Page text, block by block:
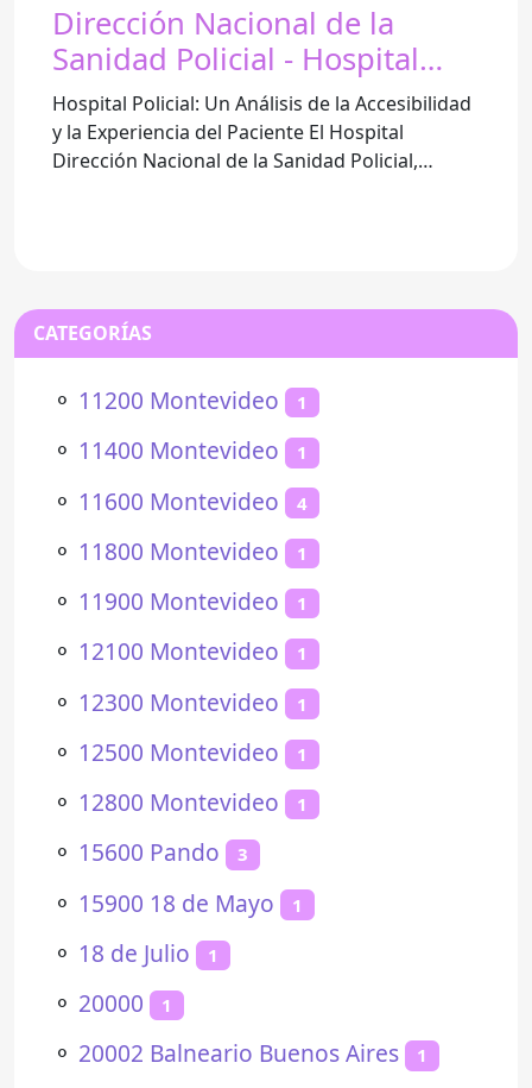
Dirección Nacional de la
Sanidad Policial - Hospital
Policial - Montevideo
Hospital Policial: Un Análisis de la Accesibilidad
y la Experiencia del Paciente El Hospital
Dirección Nacional de la Sanidad Policial,
CATEGORÍAS
⚬ 11200 Montevideo 1
⚬ 11400 Montevideo 1
⚬ 11600 Montevideo 4
⚬ 11800 Montevideo 1
⚬ 11900 Montevideo 1
⚬ 12100 Montevideo 1
⚬ 12300 Montevideo 1
⚬ 12500 Montevideo 1
⚬ 12800 Montevideo 1
⚬ 15600 Pando 3
⚬ 15900 18 de Mayo 1
⚬ 18 de Julio 1
⚬ 20000 1
⚬ 20002 Balneario Buenos Aires 1